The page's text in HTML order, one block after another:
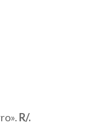
R/.